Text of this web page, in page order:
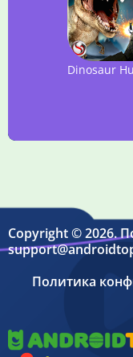
Dinosaur
Copyright © 2026.
Политика